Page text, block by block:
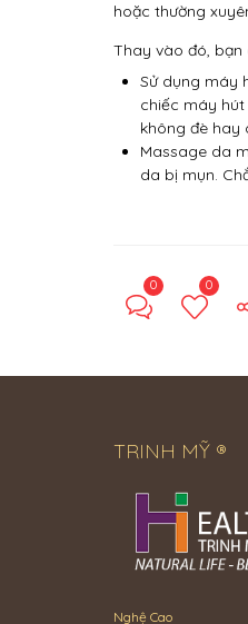
hoặc thường
Thay vào đó,
Sử dụng máy
chiếc máy
không đè hay
Massage da
da bị mụn.
0 0
TRINH MỸ ®
Nghệ Cao